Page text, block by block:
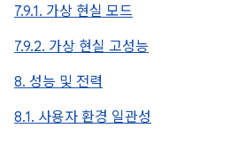
7.9.1. 가상 현실 모드
7.9.2. 가상 현실 고성능
8. 성능 및 전력
8.1. 사용자 환경 일관성